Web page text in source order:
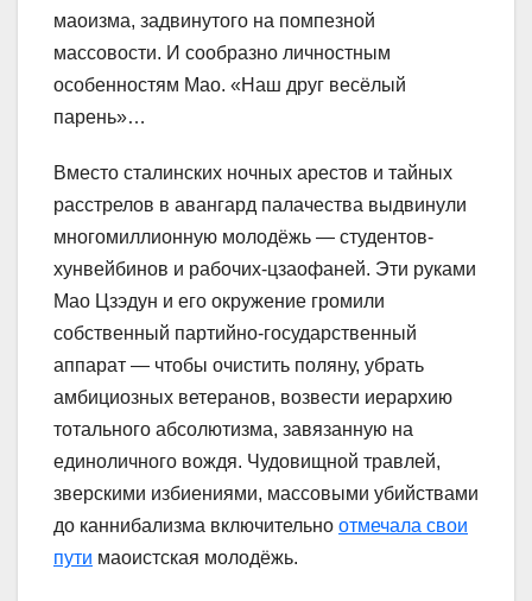
маоизма, задвинутого на помпезной
массовости. И сообразно личностным
особенностям Мао. «Наш друг весёлый
парень»…
Вместо сталинских ночных арестов и тайных
расстрелов в авангард палачества выдвинули
многомиллионную молодёжь — студентов-
хунвейбинов и рабочих-цзаофаней. Эти руками
Мао Цзэдун и его окружение громили
собственный партийно-государственный
аппарат — чтобы очистить поляну, убрать
амбициозных ветеранов, возвести иерархию
тотального абсолютизма, завязанную на
единоличного вождя. Чудовищной травлей,
зверскими избиениями, массовыми убийствами
до каннибализма включительно отмечала свои
пути маоистская молодёжь.